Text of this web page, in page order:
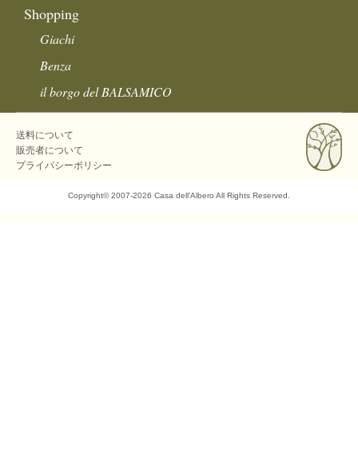
Shopping
Giachi
Benza
il borgo del BALSAMICO
送料について
販売者について
プライバシーポリシー
Copyright©2007-2026 Casa dell'Albero All Rights Reserved.